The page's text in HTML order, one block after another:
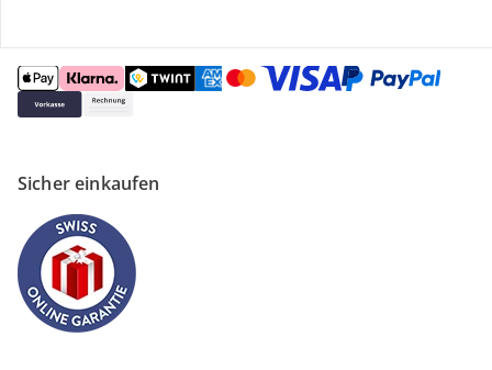
Sicher einkaufen